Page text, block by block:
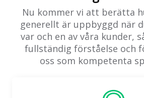
Nu kommer vi att berätta
generellt är uppbyggd när
var och en av våra kunder,
fullständig förståelse och
oss som kompetenta